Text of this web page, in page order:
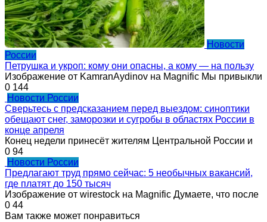
Новости
России
Петрушка и укроп: кому они опасны, а кому — на пользу
Изображение от KamranAydinov на Magnific Мы привыкли
0 144
Новости России
Сверьтесь с предсказанием перед выездом: синоптики
обещают снег, заморозки и сугробы в областях России в
конце апреля
Конец недели принесёт жителям Центральной России и
0 94
Новости России
Предлагают труд прямо сейчас: 5 необычных вакансий,
где платят до 150 тысяч
Изображение от wirestock на Magnific Думаете, что после
0 44
Вам также может понравиться